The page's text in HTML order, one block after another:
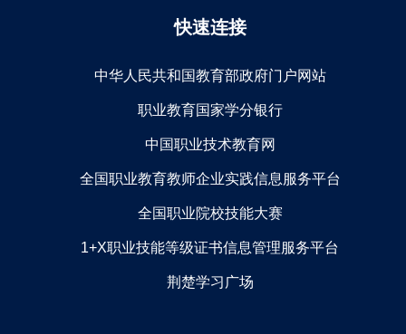
快速连接
中华人民共和国教育部政府门户网站
职业教育国家学分银行
中国职业技术教育网
全国职业教育教师企业实践信息服务平台
全国职业院校技能大赛
1+X职业技能等级证书信息管理服务平台
荆楚学习广场